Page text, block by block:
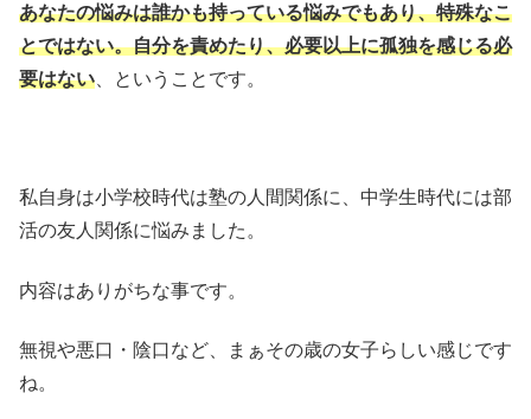
あなたの悩みは誰かも持っている悩みでもあり、特殊なこ
とではない。自分を責めたり、必要以上に孤独を感じる必
要はない 、ということです。
私自身は小学校時代は塾の人間関係に、中学生時代には部
活の友人関係に悩みました。
内容はありがちな事です。
無視や悪口・陰口など、まぁその歳の女子らしい感じです
ね。